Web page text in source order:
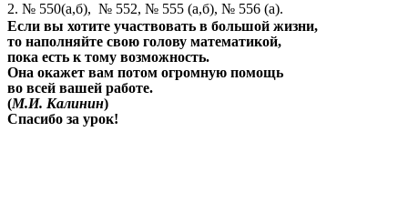
2. № 550(а,б), № 552, № 555 (а,б), № 556 (а).
Если вы хотите участвовать в большой жизни,
то наполняйте свою голову математикой,
пока есть к тому возможность.
Она окажет вам потом огромную помощь
во всей вашей работе.
(М.И. Калинин)
Спасибо за урок!